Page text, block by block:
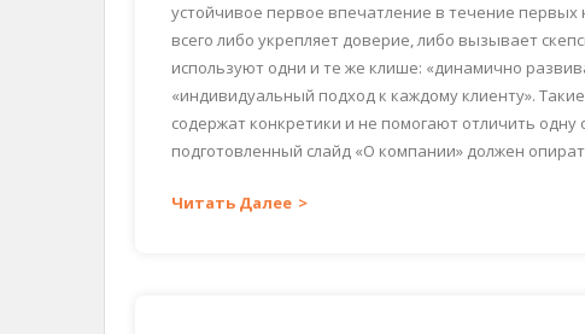
устойчивое первое впечатление в течение
всего либо укрепляет доверие, либо вызывает
используют одни и те же клише: «динамично
«индивидуальный подход к каждому клиенту».
содержат конкретики и не помогают отличить
подготовленный слайд «О компании» должен
Читать Далее